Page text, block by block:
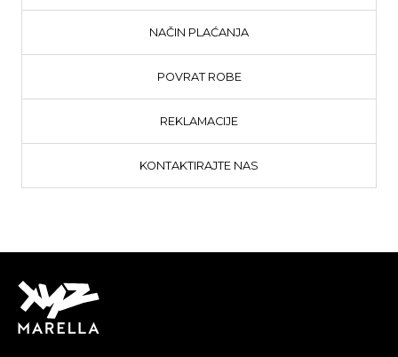
NAČIN PLAĆANJA
POVRAT ROBE
REKLAMACIJE
KONTAKTIRAJTE NAS